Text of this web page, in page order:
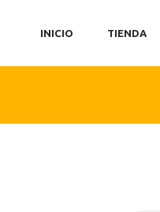
INICIO TIENDA
TIENDA
ACTIVIDADES